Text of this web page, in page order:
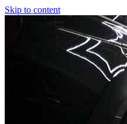
Skip to content